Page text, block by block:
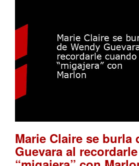
Marie Claire se burla
Guevara al